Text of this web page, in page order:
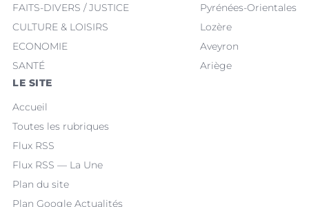
FAITS-DIVERS / JUSTICE
CULTURE & LOISIRS
ECONOMIE
SANTÉ
Pyrénées-Orientales
Lozère
Aveyron
Ariège
LE SITE
Accueil
Toutes les rubriques
Flux RSS
Flux RSS — La Une
Plan du site
Plan Google Actualités